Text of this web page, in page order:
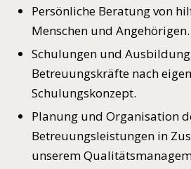
Persönliche Beratung von
Menschen und Angehörigen.
Schulungen und
Betreuungskräfte nach
Schulungskonzept.
Planung und Organisation
Betreuungsleistungen in
unserem